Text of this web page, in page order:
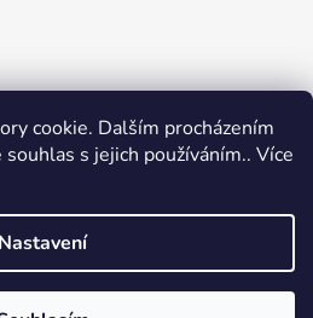
cookie. Dalším procházením
s jejich používáním.. Více
Nastavení
Shoptet